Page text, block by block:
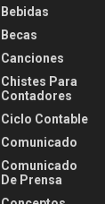
Bebidas
Becas
Canciones
Chistes Para
Contadores
Ciclo Contable
Comunicado
Comunicado
De Prensa